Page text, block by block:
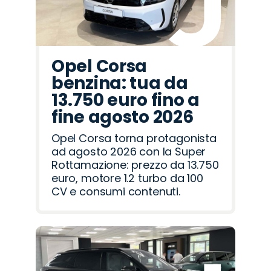
Opel Corsa
benzina: tua da
13.750 euro fino a
fine agosto 2026
Opel Corsa torna protagonista
ad agosto 2026 con la Super
Rottamazione: prezzo da 13.750
euro, motore 1.2 turbo da 100
CV e consumi contenuti.